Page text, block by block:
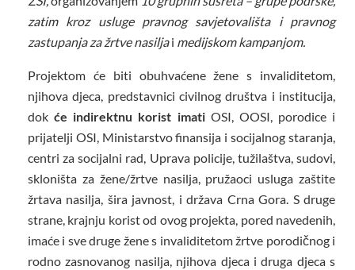
zatim kroz usluge pravnog savjetovališta i pravnog
zastupanja za žrtve nasiljai medijskom kampanjom.
Projektom će biti obuhvaćene žene s invaliditetom,
njihova djeca, predstavnici civilnog društva i institucija,
dokće indirektnu korist imatiOSI, OOSI, porodice i
prijatelji OSI, Ministarstvo finansija i socijalnog staranja,
centri za socijalni rad, Uprava policije, tužilaštva, sudovi,
skloništa za žene/žrtve nasilja, pružaoci usluga zaštite
žrtava nasilja, šira javnost, i država Crna Gora. S druge
strane, krajnju korist od ovog projekta, pored navedenih,
imaće i sve druge žene s invaliditetom žrtve porodičnog i
rodno zasnovanog nasilja, njihova djeca i druga djeca s